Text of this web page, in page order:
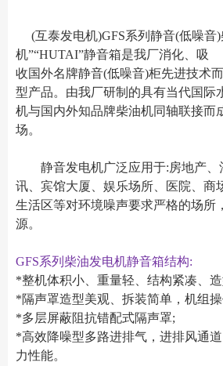
(互泰发电机)GFS系列静音(低噪音)
机”“HUTAI”静音箱是我厂消化、吸
收国外名牌静音(低噪音)柜先进技术
型产品。由我厂研制的具有当代国际
机与国内外知品牌柴油机同轴联接而
场。
静音发电机广泛应用于:房地产、
讯、宾馆大厦、娱乐场所、医院、商
生活区等对环境噪声要求严格的场所
源。
GFS系列柴油发电机静音箱结构:
*整机体积小、重量轻、结构紧凑、
*隔声罩造型美观、拆装简单，机组
*多层屏蔽阻抗错配式隔声罩;
*高效降噪型多路进排气，进排风通
力性能。